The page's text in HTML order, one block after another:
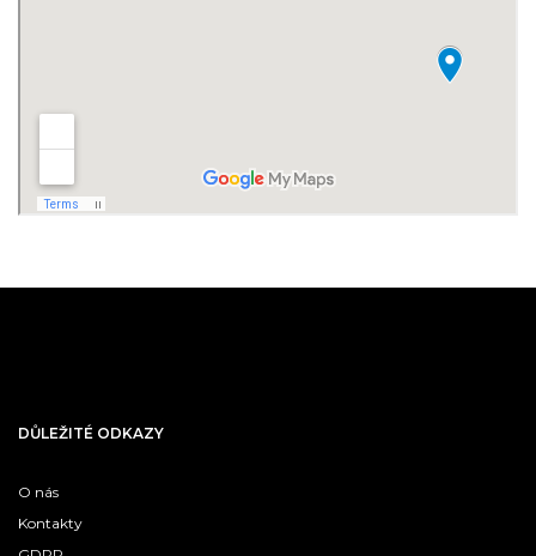
DŮLEŽITÉ ODKAZY
O nás
Kontakty